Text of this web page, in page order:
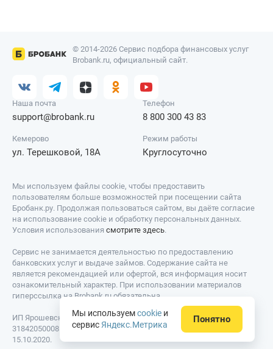
© 2014-2026 Сервис подбора финансовых услуг
Brobank.ru, официальный сайт.
Наша почта
support@brobank.ru
Телефон
8 800 300 43 83
Кемерово
ул. Терешковой, 18А
Режим работы
Круглосуточно
Мы используем файлы cookie, чтобы предоставить
пользователям больше возможностей при посещении сайта
Бробанк.ру. Продолжая пользоваться сайтом, вы даёте согласие
на использование cookie и обработку персональных данных.
Условия использования смотрите здесь.
Сервис не занимается деятельностью по предоставлению
банковских услуг и выдаче займов. Содержание сайта не
является рекомендацией или офертой, вся информация носит
ознакомительный характер. При использовании материалов
гиперссылка на Brobank.ru обязательна.
ИП Ярошевский Д.И. ИНН: 423082922740. ОГРНИП:
318420500081301. Свидетельство на товарный знак № 779639 от
15.10.2020.
Мы используемcookie и
сервис Яндекс.Метрика Понятно